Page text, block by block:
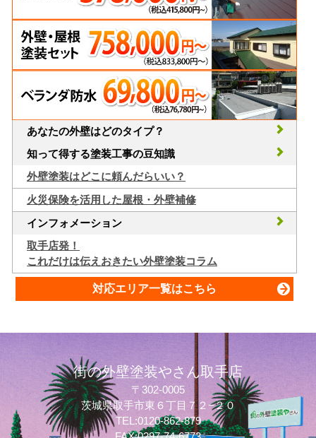
あなたの外壁はどのタイプ？
知って得する塗装工事の豆知識
外壁塗装はどこに頼んだらいい？
火災保険を活用した屋根・外壁補修
インフォメーション
取手店発！
これだけは伝えおきたい外壁塗装コラム
対応エリア一覧はこちら
街の外壁塗装やさん取手店
〒302-0005
茨城県取手市東６丁目７２−２０
TEL:0120-862-879